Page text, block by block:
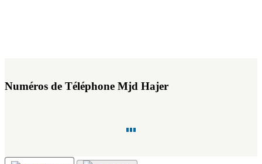
Numéros de Téléphone Mjd Hajer